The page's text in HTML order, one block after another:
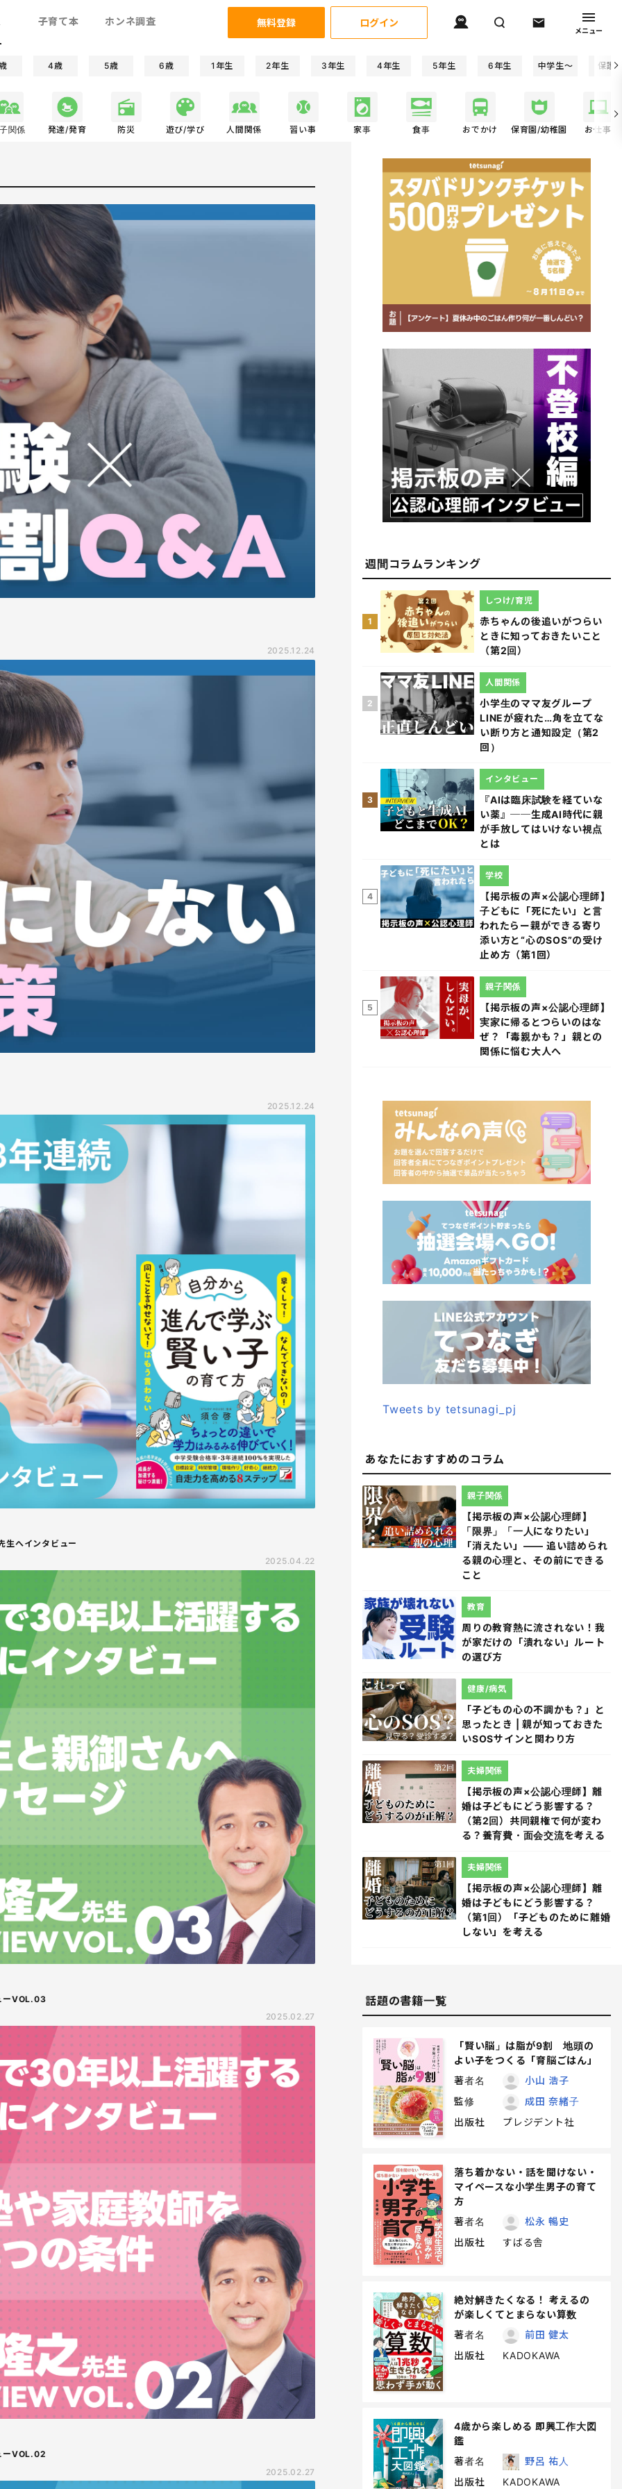
子育て本 ホンネ調査 無料登録 ログイン
メニュー
4歳 5歳 6歳 1年生 2年生 3年生 4年生 5年生 6年生 中学生〜 保護
関係 発達/発育 防災 遊び/学び 人間関係 習い事 家事 食事 おでかけ 保育園/幼稚園 お仕事
2025.12.24
2025.12.24
生へインタビュー
2025.04.22
ーVOL.03
2025.02.27
ーVOL.02
2025.02.27
週間コラムランキング
1
赤ちゃんの後追いがつらい
ときに知っておきたいこと
（第2回）
しつけ/育児
2
小学生のママ友グループ
LINEが疲れた…角を立てな
い断り方と通知設定（第2
回）
人間関係
3
『AIは臨床試験を経ていな
い薬』──生成AI時代に親
が手放してはいけない視点
とは
インタビュー
4
【掲示板の声×公認心理師】
子どもに「死にたい」と言
われたらー親ができる寄り
添い方と“心のSOS”の受け
止め方（第1回）
学校
5
【掲示板の声×公認心理師】
実家に帰るとつらいのはな
ぜ？「毒親かも？」親との
関係に悩む大人へ
親子関係
Tweets by tetsunagi_pj
あなたにおすすめのコラム
【掲示板の声×公認心理師】
「限界」「一人になりたい」
「消えたい」―― 追い詰められ
る親の心理と、その前にできる
こと
親子関係
周りの教育熱に流されない！我
が家だけの「潰れない」ルート
の選び方
教育
「子どもの心の不調かも？」と
思ったとき | 親が知っておきた
いSOSサインと関わり方
健康/病気
【掲示板の声×公認心理師】離
婚は子どもにどう影響する？
（第2回）共同親権で何が変わ
る？養育費・面会交流を考える
夫婦関係
【掲示板の声×公認心理師】離
婚は子どもにどう影響する？
（第1回）「子どものために離婚
しない」を考える
夫婦関係
話題の書籍一覧
「賢い脳」は脂が9割 地頭の
よい子をつくる「育脳ごはん」
著者名
小山 浩子
監修
成田 奈緒子
出版社
プレジデント社
落ち着かない・話を聞けない・
マイペースな小学生男子の育て
方
著者名
松永 暢史
出版社
すばる舎
絶対解きたくなる！ 考えるの
が楽しくてとまらない算数
著者名
前田 健太
出版社
KADOKAWA
4歳から楽しめる 即興工作大図
鑑
著者名
野呂 祐人
出版社
KADOKAWA